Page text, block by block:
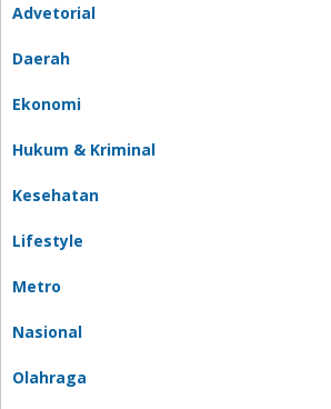
Advetorial
Daerah
Ekonomi
Hukum & Kriminal
Kesehatan
Lifestyle
Metro
Nasional
Olahraga